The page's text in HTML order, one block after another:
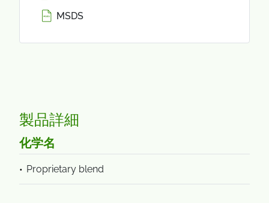
MSDS
製品詳細
化学名
Proprietary blend